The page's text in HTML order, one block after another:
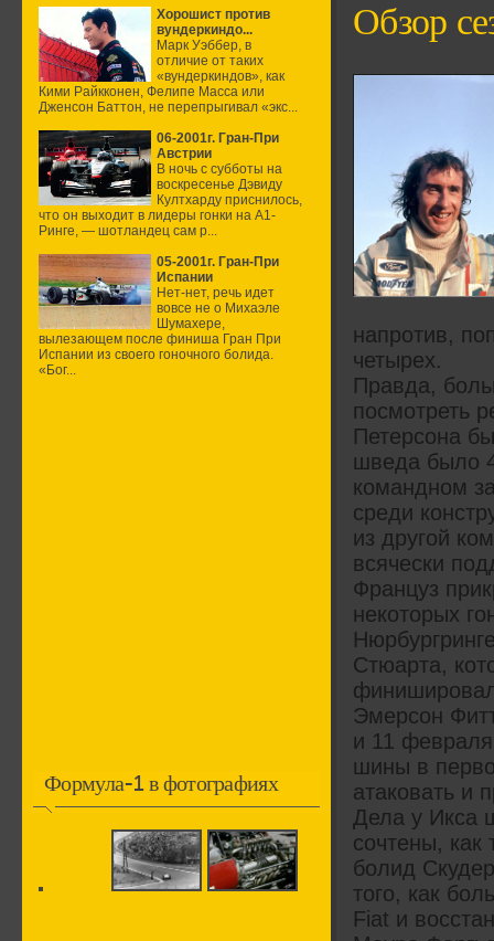
Хорошист против
вундеркиндо...
Марк Уэббер, в
отличие от таких
«вундеркиндов», как
Кими Райкконен, Фелипе Масса или
Дженсон Баттон, не перепрыгивал «экс...
06-2001г. Гран-При
Австрии
В ночь с субботы на
воскресенье Дэвиду
Култхарду приснилось,
что он выходит в лидеры гонки на А1-
Ринге, — шотландец сам р...
05-2001г. Гран-При
Испании
Нет-нет, речь идет
вовсе не о Михаэле
Шумахере,
вылезающем после финиша Гран При
Испании из своего гоночного болида.
«Бог...
Формула-1 в фотографиях
Обзор
напротив,
четырех.
Правда,
посмотреть
Петерсона
шведа было
командном
среди
из другой
всячески
Француз
некоторых
Стюарта,
Эмерсон
и 11
шины в
атаковать и
Дела у Икса
сочтены,
болид
того, как
Fiat и